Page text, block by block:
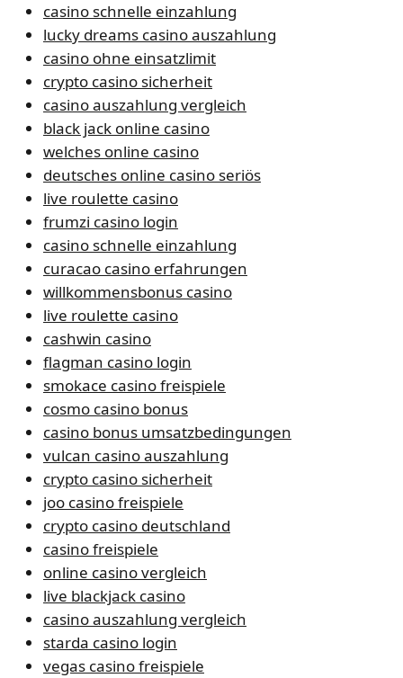
casino schnelle einzahlung
lucky dreams casino auszahlung
casino ohne einsatzlimit
crypto casino sicherheit
casino auszahlung vergleich
black jack online casino
welches online casino
deutsches online casino seriös
live roulette casino
frumzi casino login
casino schnelle einzahlung
curacao casino erfahrungen
willkommensbonus casino
live roulette casino
cashwin casino
flagman casino login
smokace casino freispiele
cosmo casino bonus
casino bonus umsatzbedingungen
vulcan casino auszahlung
crypto casino sicherheit
joo casino freispiele
crypto casino deutschland
casino freispiele
online casino vergleich
live blackjack casino
casino auszahlung vergleich
starda casino login
vegas casino freispiele